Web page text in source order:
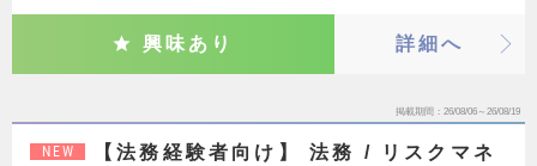
興味あり 詳細へ
掲載期間 26/08/06～26/08/19
NEW
【法務経験者向け】 法務 / リスクマネ